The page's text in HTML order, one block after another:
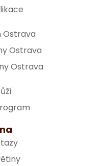
Ostrava
Ostrava
Ostrava